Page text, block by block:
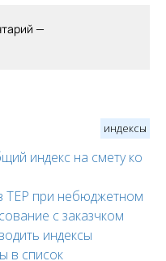
—
индексы
индекс на смету ко
ТЕР при небюджетном
с заказчком
индексы
в список